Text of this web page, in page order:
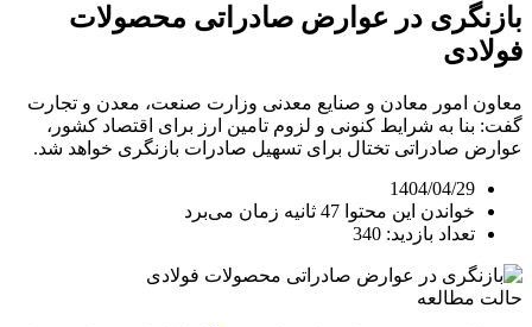
بازنگری در عوارض صادراتی محصولات
فولادی
معاون امور معادن و صنایع معدنی وزارت صنعت، معدن و تجارت
گفت: بنا به شرایط کنونی و لزوم تامین ارز برای اقتصاد کشور،
عوارض صادراتی تختال برای تسهیل صادرات بازنگری خواهد شد.
1404/04/29
خواندن این محتوا 47 ثانیه زمان می‌برد
تعداد بازدید: 340
حالت مطالعه